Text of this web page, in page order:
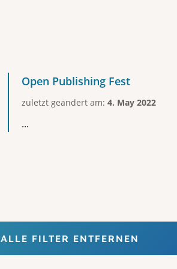
Open Publishing Fest
zuletzt geändert am: 4. May 2022
...
ALLE FILTER ENTFERNEN